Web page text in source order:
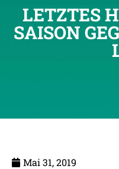
LETZTES
SAISON
Mai 31, 2019